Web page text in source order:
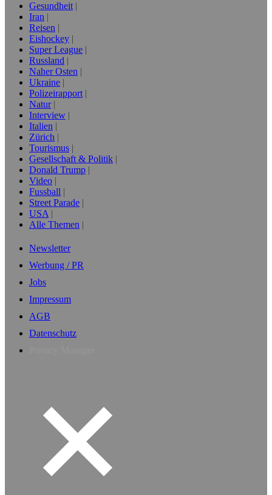
Gesundheit
Iran
Reisen
Eishockey
Super League
Russland
Naher Osten
Ukraine
Polizeirapport
Natur
Interview
Italien
Zürich
Tourismus
Gesellschaft & Politik
Donald Trump
Video
Fussball
Street Parade
USA
Alle Themen
Newsletter
Werbung / PR
Jobs
Impressum
AGB
Datenschutz